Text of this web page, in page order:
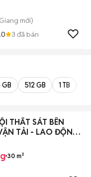
mới)
3 đã bán
512 GB 1 TB
THẤT SÁT BÊN
TẢI - LAO ĐỘNG
30 m²